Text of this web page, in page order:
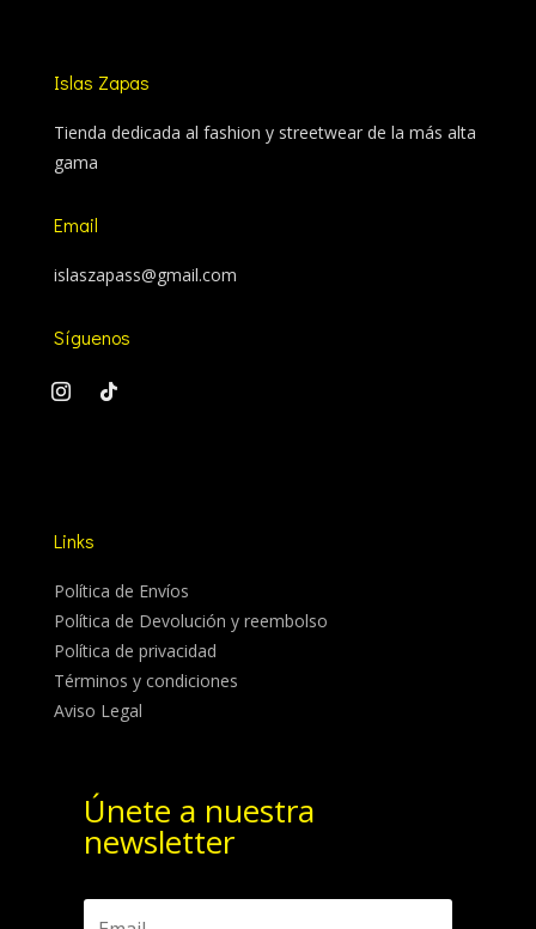
Islas Zapas
Tienda dedicada al fashion y streetwear de la más alta
gama
Email
islaszapass@gmail.com
Síguenos
Links
Política de Envíos
Política de Devolución y reembolso
Política de privacidad
Términos y condiciones
Aviso Legal
Únete a nuestra
newsletter